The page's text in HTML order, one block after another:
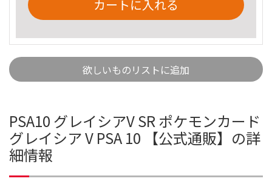
カートに入れる
欲しいものリストに追加
PSA10 グレイシアV SR ポケモンカード
グレイシア V PSA 10 【公式通販】の詳
細情報